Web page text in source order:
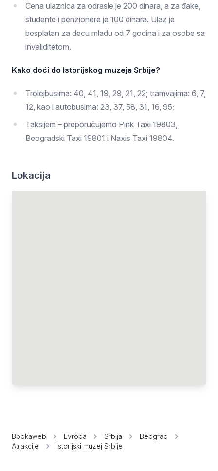
Cena ulaznica za odrasle je 200 dinara, a za đake,
studente i penzionere je 100 dinara. Ulaz je
besplatan za decu mlađu od 7 godina i za osobe sa
invaliditetom.
Kako doći do Istorijskog muzeja Srbije?
Trolejbusima: 40, 41, 19, 29, 21, 22; tramvajima: 6, 7,
12, kao i autobusima: 23, 37, 58, 31, 16, 95;
Taksijem – preporučujemo Pink Taxi 19803,
Beogradski Taxi 19801 i Naxis Taxi 19804.
Lokacija
Bookaweb Evropa Srbija
Beograd
Atrakcije
Istorijski muzej Srbije